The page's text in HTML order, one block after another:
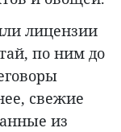
лицензии
по ним до
свежие
из